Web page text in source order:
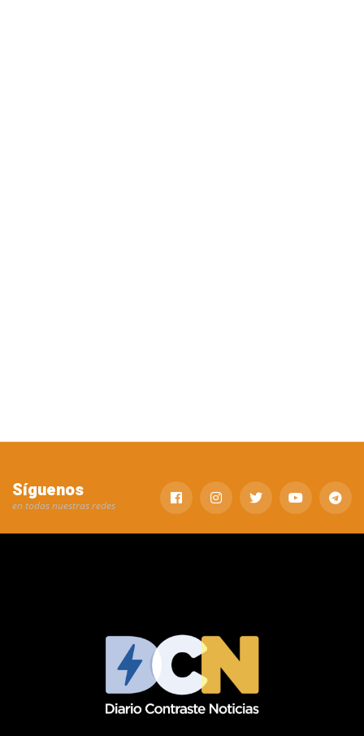
Síguenos
en todas nuestras redes